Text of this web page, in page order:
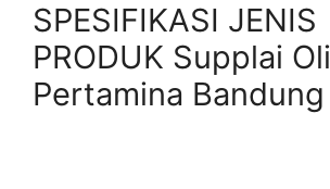
SPESIFIKASI JENIS
PRODUK Supplai Oli
Pertamina Bandung